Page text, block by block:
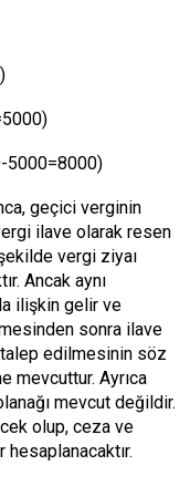
5000=8000)
geçici verginin
ilave olarak resen
vergi ziyaı
Ancak aynı
ilişkin gelir ve
sonra ilave
edilmesinin söz
mevcuttur. Ayrıca
mevcut değildir.
olup, ceza ve